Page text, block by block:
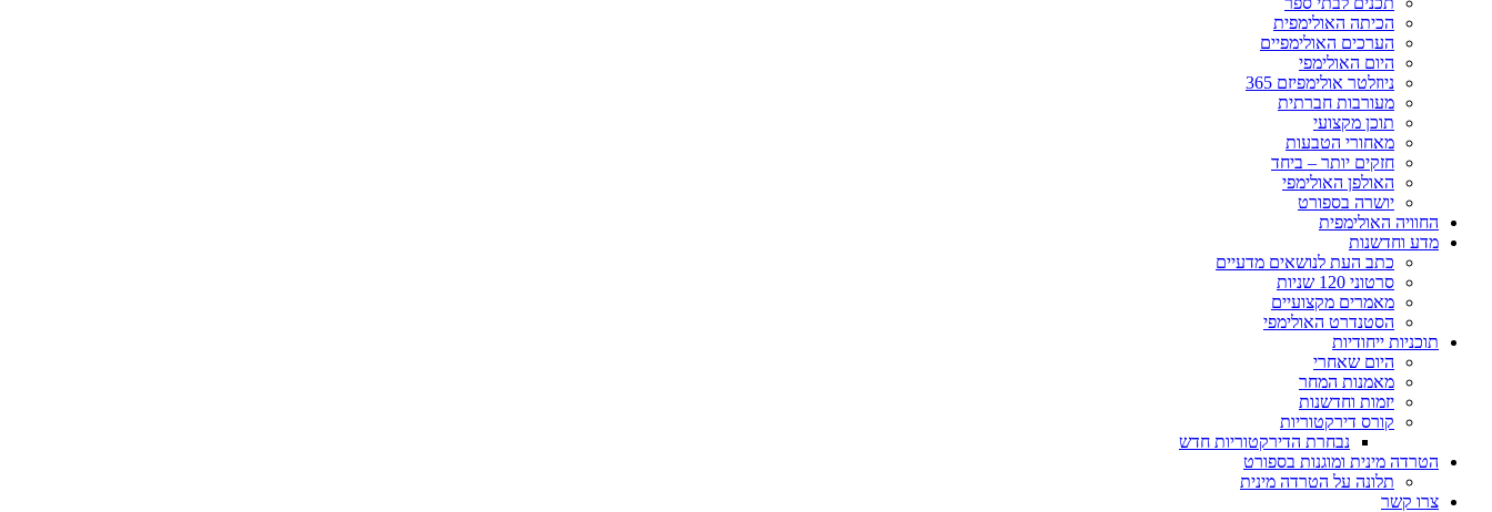
הכיתה האולימפית
הערכים האולימפיים
היום האולימפי
ניוזלטר אולימפיזם 365
מעורבות חברתית
תוכן מקצועי
מאחורי הטבעות
חזקים יותר – ביחד
האולפן האולימפי
יושרה בספורט
החוויה האולימפית
מדע וחדשנות
כתב העת לנושאים מדעיים
סרטוני 120 שניות
מאמרים מקצועיים
הסטנדרט האולימפי
תוכניות ייחודיות
היום שאחרי
מאמנות המחר
יזמות וחדשנות
קורס דירקטוריות
נבחרת הדירקטוריות חדש
הטרדה מינית ומוגנות בספורט
תלונה על הטרדה מינית
צרו קשר